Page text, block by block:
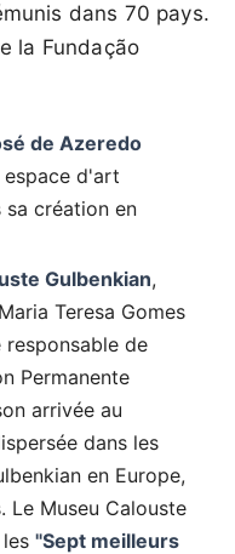
dans 70 pays.
la Fundação
de Azeredo
d'art
sa création en
Gulbenkian,
Teresa Gomes
responsable de
Permanente
arrivée au
dans les
en Europe,
Le Museu Calouste
"Sept meilleurs